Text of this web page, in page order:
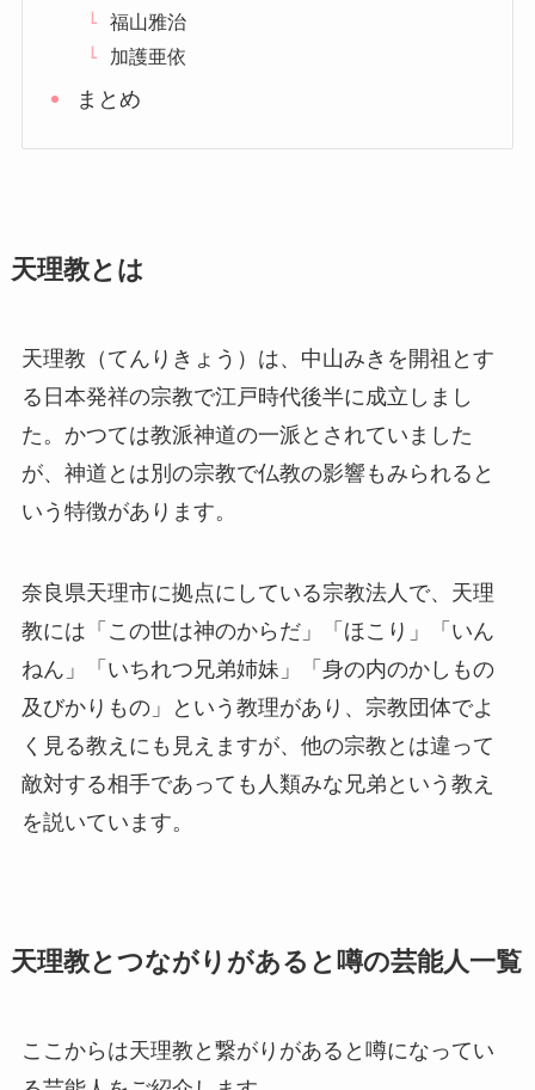
福山雅治
加護亜依
まとめ
天理教とは
天理教（てんりきょう）は、中山みきを開祖とす
る日本発祥の宗教で江戸時代後半に成立しまし
た。かつては教派神道の一派とされていました
が、神道とは別の宗教で仏教の影響もみられると
いう特徴があります。
奈良県天理市に拠点にしている宗教法人で、天理
教には「この世は神のからだ」「ほこり」「いん
ねん」「いちれつ兄弟姉妹」「身の内のかしもの
及びかりもの」という教理があり、宗教団体でよ
く見る教えにも見えますが、他の宗教とは違って
敵対する相手であっても人類みな兄弟という教え
を説いています。
天理教とつながりがあると噂の芸能人一覧
ここからは天理教と繋がりがあると噂になってい